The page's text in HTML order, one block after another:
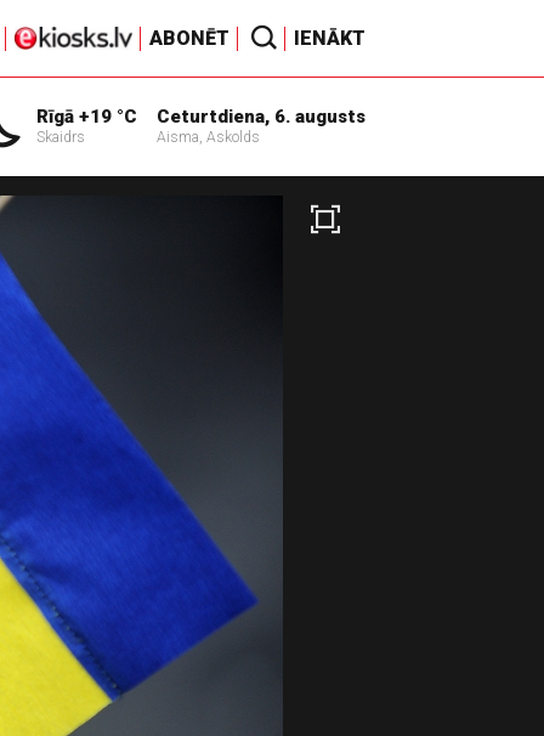
ABONĒT IENĀKT
Rīgā +19 °C
Skaidrs
Ceturtdiena, 6. augusts
Aisma, Askolds